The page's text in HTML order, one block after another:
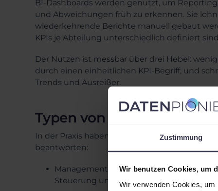
Zustimmung
Wir benutzen Cookies, um
Wir verwenden Cookies,
BI-Dashboards werden genutzt, um
und Abweichungen früh zu erkennen. Sie
wiederkehrende Berichte manuell gebaut
KPIs je Abteilung unterschiedlich definiert
Der Nutzen ist messbar über drei Hebel:
durch einen einheitlichen KPI-Begriff, und
Trends und Ausreißer.
Typen von Business
In der Praxis haben sich drei Dashboard-
beantworten:
Management-Dashboard (strategisch):
Steuerung und Priorisierung.